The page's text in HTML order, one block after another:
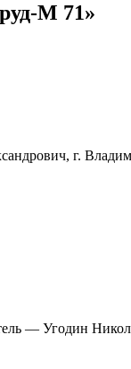
М 71»
г.
— Угодин